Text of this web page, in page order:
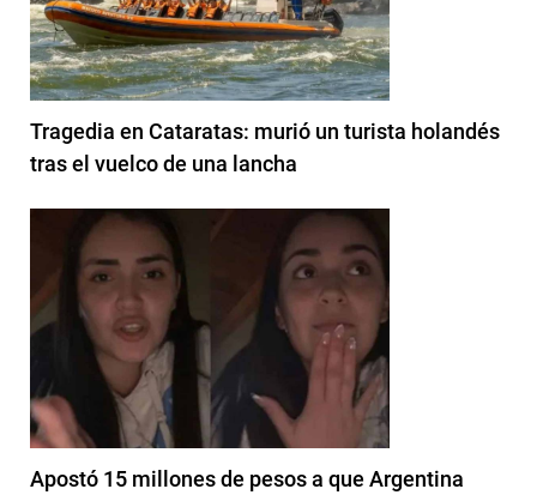
Tragedia en Cataratas: murió un turista holandés
tras el vuelco de una lancha
Apostó 15 millones de pesos a que Argentina